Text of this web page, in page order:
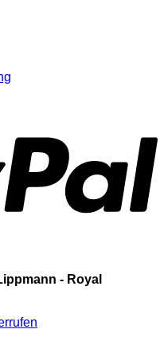
- Royal